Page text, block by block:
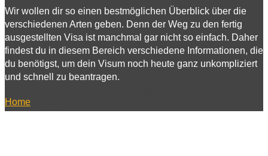
Kanarische Inseln
Wir wollen dir so einen bestmöglichen Überblick über die
verschiedenen Arten geben. Denn der Weg zu den fertig
ausgestellten Visa ist manchmal gar nicht so einfach. Daher
findest du in diesem Bereich verschiedene Informationen, die
du benötigst, um dein Visum noch heute ganz unkompliziert
und schnell zu beantragen.
Home